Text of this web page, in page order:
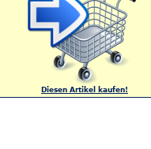
Diesen Artikel kaufen!